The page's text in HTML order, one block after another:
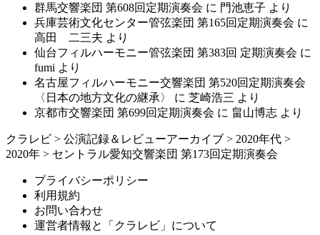
群馬交響楽団 第608回定期演奏会 に 門池恵子 より
兵庫芸術文化センター管弦楽団 第165回定期演奏会 に
高田 二三夫 より
仙台フィルハーモニー管弦楽団 第383回 定期演奏会 に
fumi より
名古屋フィルハーモニー交響楽団 第520回定期演奏会
〈日本の地方文化の継承〉
に 芝崎浩三 より
京都市交響楽団 第699回定期演奏会 に 畠山博志 より
クラレビ > 公演記録＆レビューアーカイブ > 2020年代 >
2020年 > セントラル愛知交響楽団 第173回定期演奏会
プライバシーポリシー
利用規約
お問い合わせ
運営者情報と「クラレビ」について